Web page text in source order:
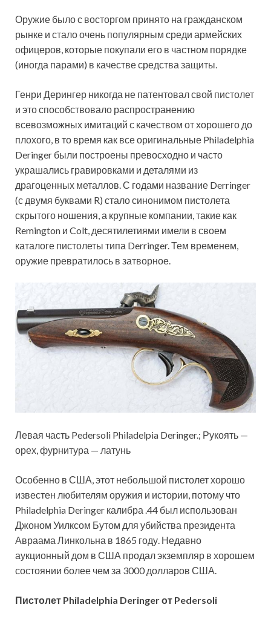
Оружие было с восторгом принято на гражданском
рынке и стало очень популярным среди армейских
офицеров, которые покупали его в частном порядке
(иногда парами) в качестве средства защиты.
Генри Дерингер никогда не патентовал свой пистолет
и это способствовало распространению
всевозможных имитаций с качеством от хорошего до
плохого, в то время как все оригинальные Philadelphia
Deringer были построены превосходно и часто
украшались гравировками и деталями из
драгоценных металлов. С годами название Derringer
(с двумя буквами R) стало синонимом пистолета
скрытого ношения, а крупные компании, такие как
Remington и Colt, десятилетиями имели в своем
каталоге пистолеты типа Derringer. Тем временем,
оружие превратилось в затворное.
Левая часть Pedersoli Philadelpia Deringer.; Рукоять —
орех, фурнитура — латунь
Особенно в США, этот небольшой пистолет хорошо
известен любителям оружия и истории, потому что
Philadelphia Deringer калибра .44 был использован
Джоном Уилксом Бутом для убийства президента
Авраама Линкольна в 1865 году. Недавно
аукционный дом в США продал экземпляр в хорошем
состоянии более чем за 3000 долларов США.
Пистолет Philadelphia Deringer от Pedersoli